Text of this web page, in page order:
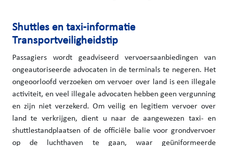
Shuttles en taxi-informatie
Transportveiligheidstip
Passagiers wordt geadviseerd vervoersaanbiedingen van
ongeautoriseerde advocaten in de terminals te negeren. Het
ongeoorloofd verzoeken om vervoer over land is een illegale
activiteit, en veel illegale advocaten hebben geen vergunning
en zijn niet verzekerd. Om veilig en legitiem vervoer over
land te verkrijgen, dient u naar de aangewezen taxi- en
shuttlestandplaatsen of de officiële balie voor grondvervoer
op de luchthaven te gaan, waar geüniformeerde